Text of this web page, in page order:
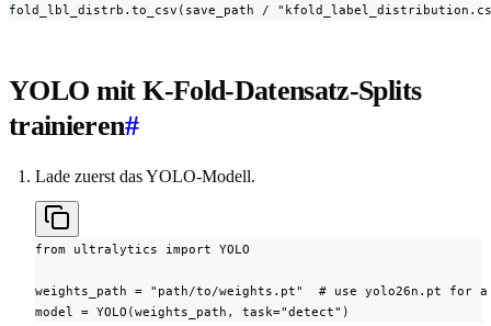
fold_lbl_distrb.to_csv(save_path /
YOLO mit K-Fold-Datensatz-Splits
trainieren#
Lade zuerst das YOLO-Modell.
from ultralytics import YOLO
weights_path = "path/to/weights.pt"  # use yolo26n.pt for a
model = YOLO(weights_path, task="detect")